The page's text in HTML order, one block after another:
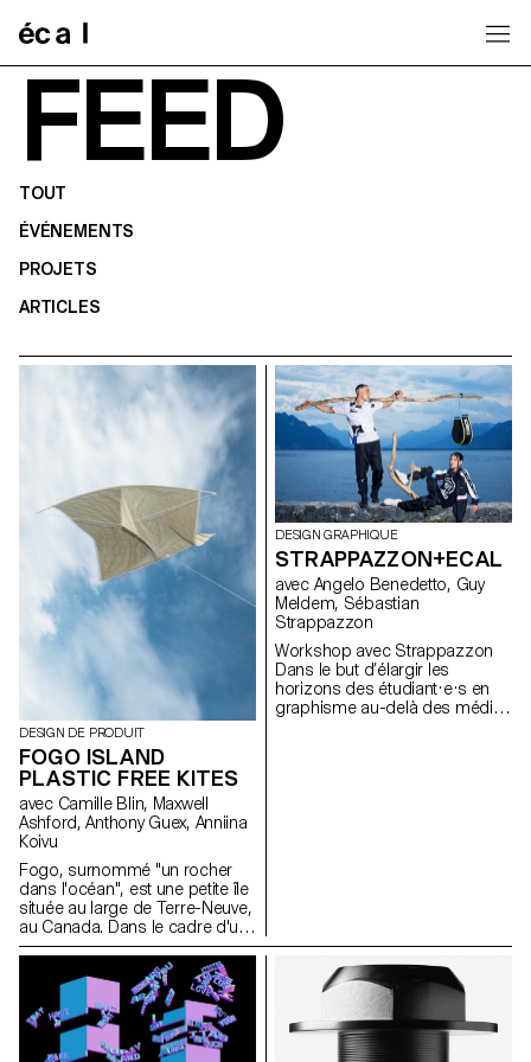
FEED
TOUT
ÉVÉNEMENTS
PROJETS
ARTICLES
DESIGN DE PRODUIT
FOGO ISLAND
PLASTIC FREE KITES
avec Camille Blin, Maxwell
Ashford, Anthony Guex, Anniina
Koivu
Fogo, surnommé "un rocher
dans l'océan", est une petite île
située au large de Terre-Neuve,
au Canada. Dans le cadre d'un
projet semestriel plus vaste en
cours, les étudiants de 2e
année du Master Product
Design de l'ECAL ont participé
à un atelier court et amusant de
quelques jours, utilisant l'une
DESIGN GRAPHIQUE
STRAPPAZZON+ECAL
avec Angelo Benedetto, Guy
Meldem, Sébastian
Strappazzon
Workshop avec Strappazzon
Dans le but d’élargir les
horizons des étudiant·e·s en
graphisme au-delà des médias
collection capsule produite
en édition limitée. La collection
complète sera présentée et
mise en vente lors d’une soirée
exclusive le 15 décembre 2023